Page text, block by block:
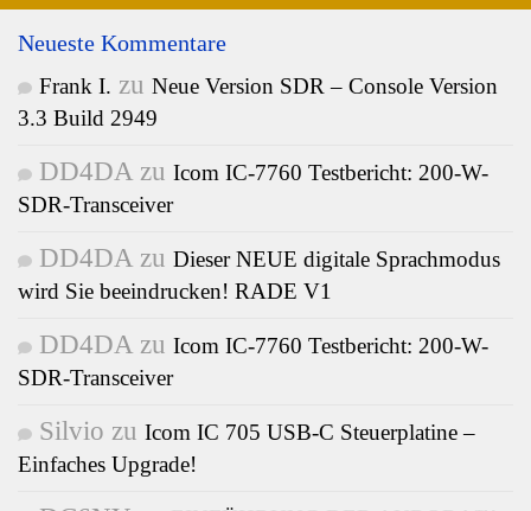
Neueste Kommentare
Frank I. zu Neue Version SDR – Console Version
3.3 Build 2949
DD4DA zu Icom IC-7760 Testbericht: 200-W-
SDR-Transceiver
DD4DA zu Dieser NEUE digitale Sprachmodus
wird Sie beeindrucken! RADE V1
DD4DA zu Icom IC-7760 Testbericht: 200-W-
SDR-Transceiver
Silvio zu Icom IC 705 USB-C Steuerplatine –
Einfaches Upgrade!